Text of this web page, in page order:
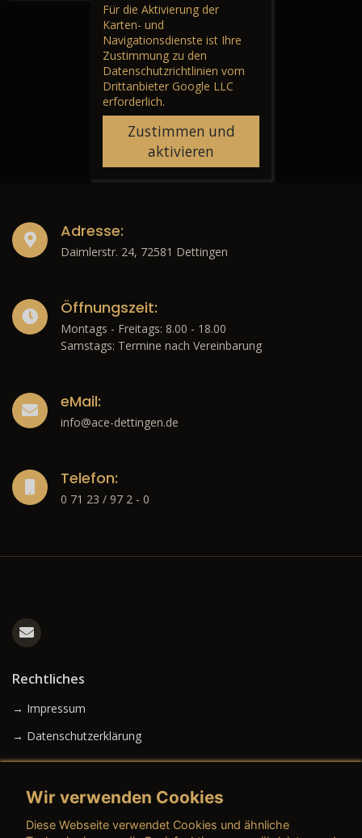
Für die Aktivierung der
Karten- und
Navigationsdienste ist Ihre
Zustimmung zu den
Datenschutzrichtlinien vom
Drittanbieter Google LLC
erforderlich.
Zustimmen und
aktivieren
Adresse:
Daimlerstr. 24, 72581 Dettingen
Öffnungszeit:
Montags - Freitags: 8.00 - 18.00
Samstags: Termine nach Vereinbarung
eMail:
info@ace-dettingen.de
Telefon:
0 71 23 / 97 2 - 0
Rechtliches
→ Impressum
→ Datenschutzerklärung
Wir verwenden Cookies
Diese Webseite verwendet Cookies und ähnliche